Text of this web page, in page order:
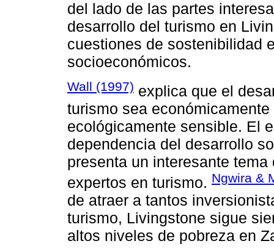
del lado de las partes
desarrollo del turismo en
cuestiones de sostenibilidad
socioeconómicos.
Wall (1997) explica que el
turismo sea
ecológicamente sensible. El
dependencia del desarrollo
presenta un interesante
expertos en turismo. Ngwira &
de atraer a tantos
turismo, Livingstone sigue
altos niveles de pobreza en